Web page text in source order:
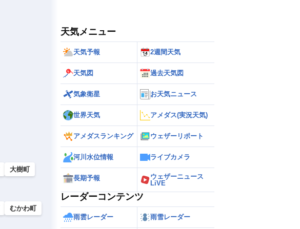
大樹町
むかわ町
天気メニュー
天気予報 2週間天気
天気図 過去天気図
気象衛星 お天気ニュース
世界天気 アメダス(実況天気)
アメダスランキング ウェザーリポート
河川水位情報 ライブカメラ
長期予報
ウェザーニュース
LiVE
レーダーコンテンツ
雨雲レーダー 雨雪レーダー